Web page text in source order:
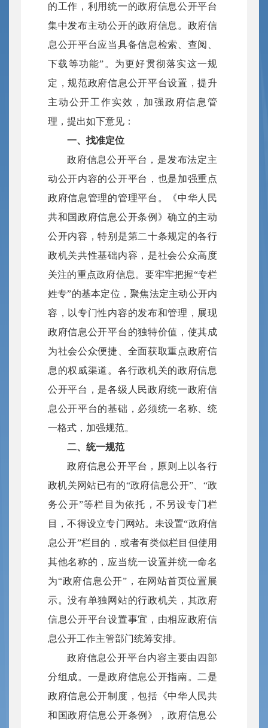
的工作，利用统一的政府信息公开平台
集中发布主动公开的政府信息。政府信
息公开平台应当具备信息检索、查阅、
下载等功能”。为更好贯彻落实这一规
定，规范政府信息公开平台设置，提升
主动公开工作实效，加强政府信息管
理，提出如下意见：
一、找准定位
政府信息公开平台，是发布法定主
动公开内容的公开平台，也是加强重点
政府信息管理的管理平台。《中华人民
共和国政府信息公开条例》确立的主动
公开内容，特别是第二十条规定的各行
政机关共性基础内容，是社会公众高度
关注的重点政府信息。要牢牢把握“专栏
姓专”的基本定位，聚焦法定主动公开内
容，以专门性内容的发布和管理，展现
政府信息公开平台的独特价值，使其成
为社会公众便捷、全面获取重点政府信
息的权威渠道。各行政机关的政府信息
公开平台，是各级人民政府统一政府信
息公开平台的基础，必须统一名称、统
一格式，加强规范。
二、统一规范
政府信息公开平台，原则上以各行
政机关网站已有的“政府信息公开”、“政
务公开”等栏目为依托，不另设专门栏
目，不得设立专门网站。未设置“政府信
息公开”栏目的，或者有类似栏目但使用
其他名称的，应当统一设置并统一命名
为“政府信息公开”，在网站首页位置展
示。没有单独网站的行政机关，其政府
信息公开平台设置事宜，由相应政府信
息公开工作主管部门统筹安排。
政府信息公开平台内容主要由四部
分组成。一是政府信息公开指南。二是
政府信息公开制度，包括《中华人民共
和国政府信息公开条例》，政府信息公